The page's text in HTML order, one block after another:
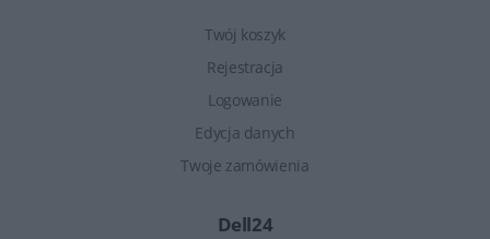
Twój koszyk
Rejestracja
Logowanie
Edycja danych
Twoje zamówienia
Dell24